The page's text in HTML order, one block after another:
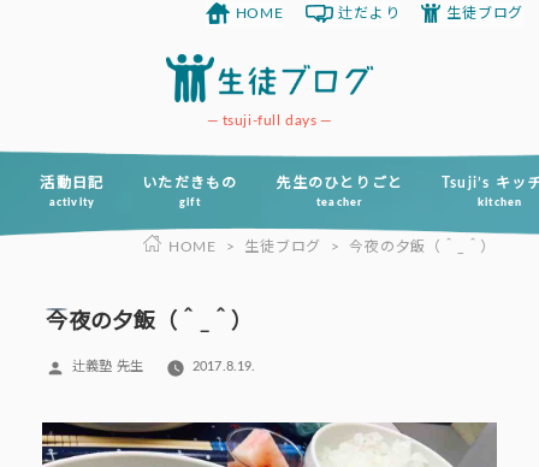
ツ
tsuji-full days
活動日記
activity
いただきもの
gift
先生のひとりごと
teacher
Tsuji’s キッ
kitchen
HOME 辻だより 生徒ブログ
HOME > 生徒ブログ > 今夜の夕飯（＾_＾）
今夜の夕飯（＾_＾）
投
辻義塾 先生 2017.8.19.